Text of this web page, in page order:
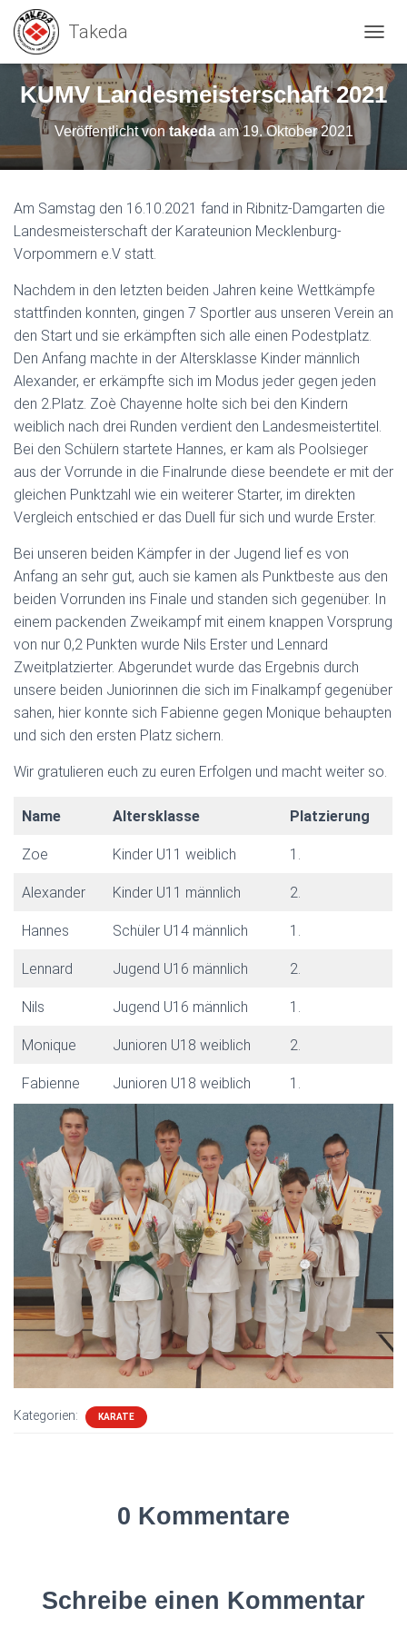
A
V
I
T
I
N
H
KUMV Landesmeisterschaft 2021
Veröffentlicht vontakedaam19. Oktober 2021
Am Samstag den 16.10.2021 fand in Ribnitz-Damgarten die
Landesmeisterschaft der Karateunion Mecklenburg-
Vorpommern e.V statt.
Nachdem in den letzten beiden Jahren keine Wettkämpfe
stattfinden konnten, gingen 7 Sportler aus unseren Verein an
den Start und sie erkämpften sich alle einen Podestplatz.
Den Anfang machte in der Altersklasse Kinder männlich
Alexander, er erkämpfte sich im Modus jeder gegen jeden
den 2.Platz. Zoè Chayenne holte sich bei den Kindern
weiblich nach drei Runden verdient den Landesmeistertitel.
Bei den Schülern startete Hannes, er kam als Poolsieger
aus der Vorrunde in die Finalrunde diese beendete er mit der
gleichen Punktzahl wie ein weiterer Starter, im direkten
Vergleich entschied er das Duell für sich und wurde Erster.
Bei unseren beiden Kämpfer in der Jugend lief es von
Anfang an sehr gut, auch sie kamen als Punktbeste aus den
beiden Vorrunden ins Finale und standen sich gegenüber. In
einem packenden Zweikampf mit einem knappen Vorsprung
von nur 0,2 Punkten wurde Nils Erster und Lennard
Zweitplatzierter. Abgerundet wurde das Ergebnis durch
unsere beiden Juniorinnen die sich im Finalkampf gegenüber
sahen, hier konnte sich Fabienne gegen Monique behaupten
und sich den ersten Platz sichern.
Wir gratulieren euch zu euren Erfolgen und macht weiter so.
Name Altersklasse Platzierung
Zoe Kinder U11 weiblich 1.
Alexander Kinder U11 männlich 2.
Hannes Schüler U14 männlich 1.
Lennard Jugend U16 männlich 2.
Nils Jugend U16 männlich 1.
Monique Junioren U18 weiblich 2.
Fabienne Junioren U18 weiblich 1.
Kategorien: KARATE
0 Kommentare
Schreibe einen Kommentar